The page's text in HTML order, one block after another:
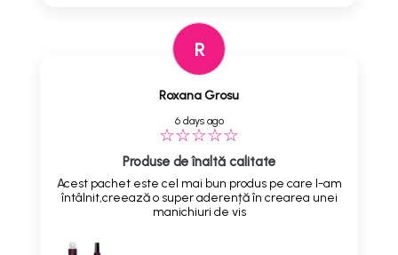
R
Roxana Grosu
6 days ago
Produse de înaltă calitate
Acest pachet este cel mai bun produs pe care l-am
întâlnit,creează o super aderență în crearea unei
manichiuri de vis